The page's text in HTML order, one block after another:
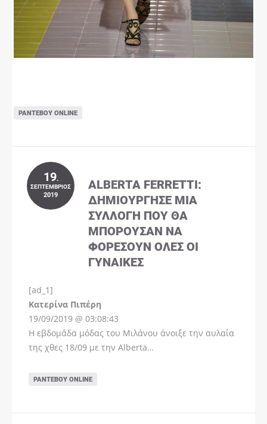
ΡΑΝΤΕΒΟΎ ONLINE
19.
ΣΕΠΤΈΜΒΡΙΟΣ
2019
ALBERTA FERRETTI:
ΔΗΜΙΟΎΡΓΗΣΕ ΜΊΑ
ΣΥΛΛΟΓΉ ΠΟΥ ΘΑ
ΜΠΟΡΟΎΣΑΝ ΝΑ
ΦΟΡΈΣΟΥΝ ΌΛΕΣ ΟΙ
ΓΥΝΑΊΚΕΣ
[ad_1]
Kατερίνα Πιπέρη
19/09/2019 @ 03:08:43
Η εβδομάδα μόδας του Μιλάνου άνοιξε την αυλαία
της χθες 18/09 με την Alberta…
ΡΑΝΤΕΒΟΎ ONLINE